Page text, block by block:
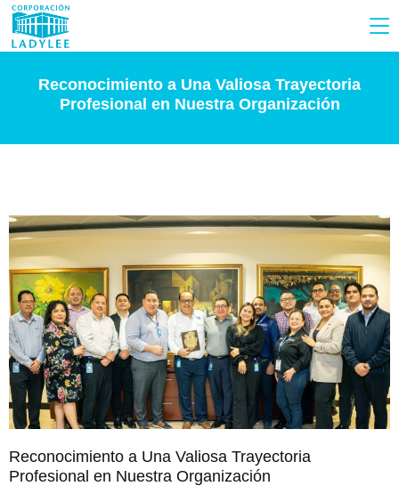
Reconocimiento a Una Valiosa Trayectoria
Profesional en Nuestra Organización
Reconocimiento a Una Valiosa Trayectoria
Profesional en Nuestra Organización